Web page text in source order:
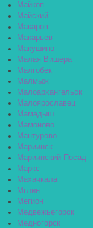
Майкоп
Майский
Макаров
Макарьев
Макушино
Малая Вишера
Малгобек
Малмыж
Малоархангельск
Малоярославец
Мамадыш
Мамоново
Мантурово
Мариинск
Мариинский Посад
Маркс
Махачкала
Мглин
Мегион
Медвежьегорск
Медногорск